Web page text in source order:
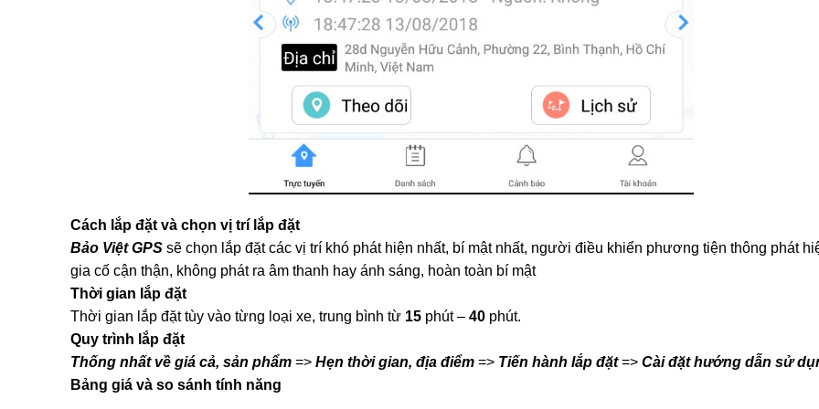
Cách lắp đặt và chọn vị trí lắp đặt
Bảo Việt GPS sẽ chọn lắp đặt các vị trí khó phát hiện nhất, bí mật nhất, người điều khiển phương tiện thông phát
gia cố cận thận, không phát ra âm thanh hay ánh sáng, hoàn toàn bí mật
Thời gian lắp đặt
Thời gian lắp đặt tùy vào từng loại xe, trung bình từ 15 phút – 40 phút.
Quy trình lắp đặt
Thống nhất về giá cả, sản phẩm => Hẹn thời gian, địa điểm => Tiến hành lắp đặt=> Cài đặt hướng dẫn sử
Bảng giá và so sánh tính năng